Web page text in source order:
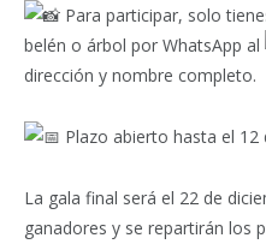
Para participar, solo
belén o árbol por WhatsApp al
dirección y nombre completo.
Plazo abierto hasta el 12
La gala final será el 22 de
ganadores y se repartirán los